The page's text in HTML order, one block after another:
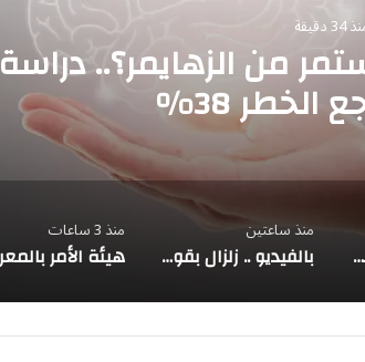
دقيقة
من الزهايمر؟.. دراسة
38%
عُمان: مفاوضات الملاحة في مضيق هرمز تتقدم بإيجابية وتحذير من تهديدات السفن
منذ ساعتين
بالفيديو .. زلزال بقوة 6.8 يهز غرفة عمليات في اليابان والطاقم الطبي يواصل الجراحة
منذ 3 ساعات